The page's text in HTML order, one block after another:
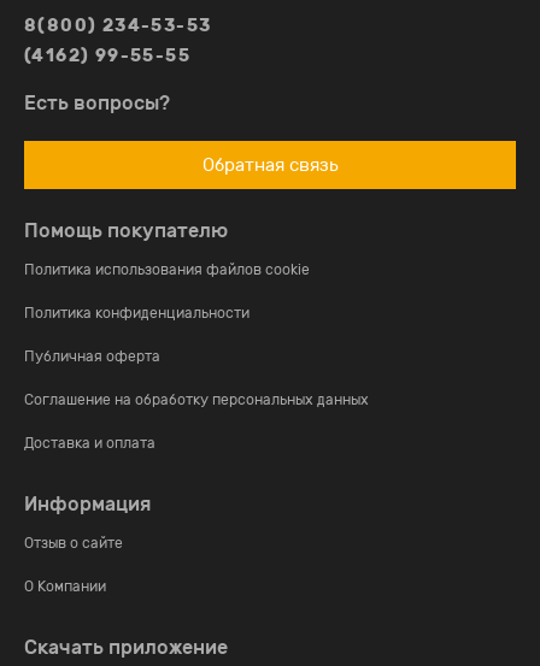
Помощь покупателю
Политика использования файлов cookie
Политика конфиденциальности
Публичная оферта
Соглашение на обработку персональных данных
Доставка и оплата
Информация
Отзыв о сайте
О Компании
8(800) 234-53-53
(4162) 99-55-55
Есть вопросы?
Обратная связь
Скачать приложение